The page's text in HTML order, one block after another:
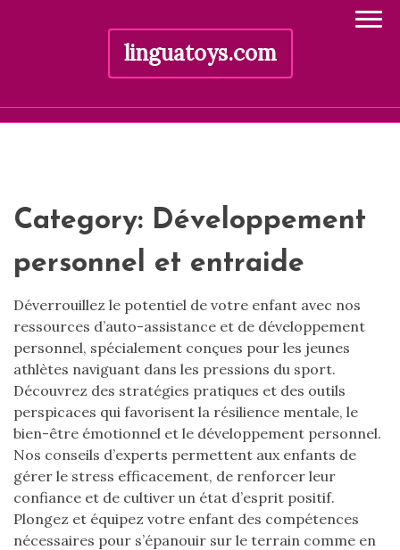
linguatoys.com
Category: Développement
personnel et entraide
Déverrouillez le potentiel de votre enfant avec nos
ressources d’auto-assistance et de développement
personnel, spécialement conçues pour les jeunes
athlètes naviguant dans les pressions du sport.
Découvrez des stratégies pratiques et des outils
perspicaces qui favorisent la résilience mentale, le
bien-être émotionnel et le développement personnel.
Nos conseils d’experts permettent aux enfants de
gérer le stress efficacement, de renforcer leur
confiance et de cultiver un état d’esprit positif.
Plongez et équipez votre enfant des compétences
nécessaires pour s’épanouir sur le terrain comme en